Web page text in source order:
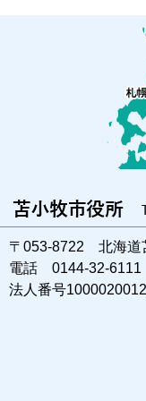
〒053-8722 北海道
電話 0144-32-6111
法人番号